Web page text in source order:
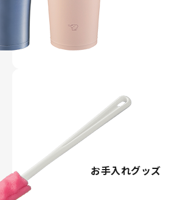
お手入れグッズ